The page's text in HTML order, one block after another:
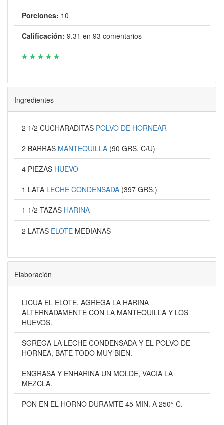
Porciones: 10
Calificación: 9.31 en 93 comentarios
Ingredientes
2 1/2 CUCHARADITAS POLVO DE HORNEAR
2 BARRAS MANTEQUILLA (90 GRS. C/U)
4 PIEZAS HUEVO
1 LATA LECHE CONDENSADA (397 GRS.)
1 1/2 TAZAS HARINA
2 LATAS ELOTE MEDIANAS
Elaboración
LICUA EL ELOTE, AGREGA LA HARINA
ALTERNADAMENTE CON LA MANTEQUILLA Y LOS
HUEVOS.
SGREGA LA LECHE CONDENSADA Y EL POLVO DE
HORNEA, BATE TODO MUY BIEN.
ENGRASA Y ENHARINA UN MOLDE, VACIA LA
MEZCLA.
PON EN EL HORNO DURAMTE 45 MIN. A 250° C.